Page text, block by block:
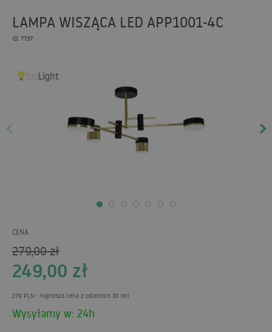
LAMPA WISZĄCA LED APP1001-4C
ID: 7737
CENA
279,00zł
249,00 zł
279 PLN - najniższa cena z ostatnich 30 dni
Wysyłamy w: 24h